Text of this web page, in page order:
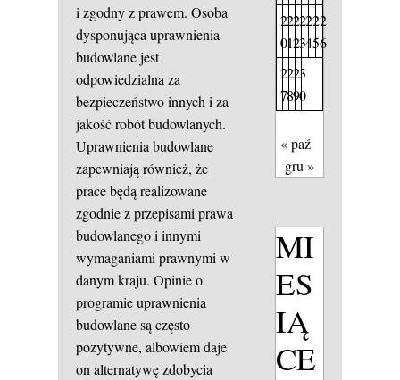
i zgodny z prawem. Osoba
dysponująca uprawnienia
budowlane jest
odpowiedzialna za
bezpieczeństwo innych i za
jakość robót budowlanych.
Uprawnienia budowlane
zapewniają również, że
prace będą realizowane
zgodnie z przepisami prawa
budowlanego i innymi
wymaganiami prawnymi w
danym kraju. Opinie o
programie uprawnienia
budowlane są często
pozytywne, albowiem daje
on alternatywę zdobycia
2
0
2
1
2
2
2
3
2
4
2
5
2
6
2
7
2
8
2
9
3
0
« paź
gru »
MI
ES
IĄ
CE